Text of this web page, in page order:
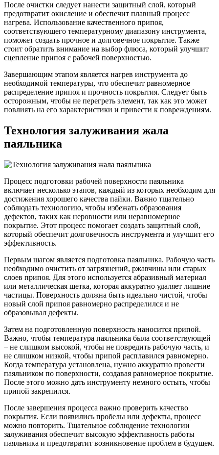
После очистки следует нанести защитный слой, который
предотвратит окисление и обеспечит плавный процесс
нагрева. Использование качественного припоя,
соответствующего температурному диапазону инструмента,
поможет создать прочное и долговечное покрытие. Также
стоит обратить внимание на выбор флюса, который улучшит
сцепление припоя с рабочей поверхностью.
Завершающим этапом является нагрев инструмента до
необходимой температуры, что обеспечит равномерное
распределение припоя и прочность покрытия. Следует быть
осторожным, чтобы не перегреть элемент, так как это может
повлиять на его характеристики и привести к повреждениям.
Технология залуживания жала
паяльника
Процесс подготовки рабочей поверхности паяльника
включает несколько этапов, каждый из которых необходим для
достижения хорошего качества пайки. Важно тщательно
соблюдать технологию, чтобы избежать образования
дефектов, таких как неровности или неравномерное
покрытие. Этот процесс помогает создать защитный слой,
который обеспечит долговечность инструмента и улучшит его
эффективность.
Первым шагом является подготовка паяльника. Рабочую часть
необходимо очистить от загрязнений, ржавчины или старых
слоев припоя. Для этого используется абразивный материал
или металлическая щетка, которая аккуратно удаляет лишние
частицы. Поверхность должна быть идеально чистой, чтобы
новый слой припоя равномерно распределился и не
образовывал дефекты.
Затем на подготовленную поверхность наносится припой.
Важно, чтобы температура паяльника была соответствующей
– не слишком высокой, чтобы не повредить рабочую часть, и
не слишком низкой, чтобы припой расплавился равномерно.
Когда температура установлена, нужно аккуратно провести
паяльником по поверхности, создавая равномерное покрытие.
После этого можно дать инструменту немного остыть, чтобы
припой закрепился.
После завершения процесса важно проверить качество
покрытия. Если появились пробелы или дефекты, процесс
можно повторить. Тщательное соблюдение технологии
залуживания обеспечит высокую эффективность работы
паяльника и предотвратит возникновение проблем в будущем.